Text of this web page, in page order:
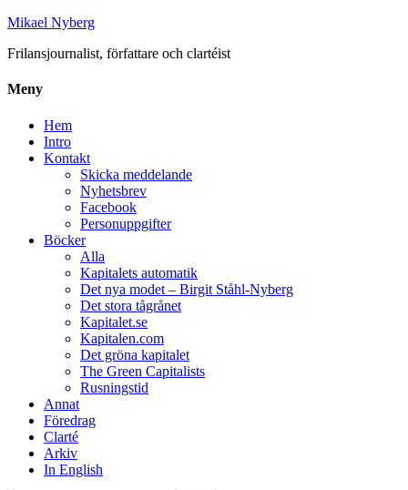
Mikael Nyberg
Frilansjournalist, författare och clartéist
Meny
Hem
Intro
Kontakt
Skicka meddelande
Nyhetsbrev
Facebook
Personuppgifter
Böcker
Alla
Kapitalets automatik
Det nya modet – Birgit Ståhl-Nyberg
Det stora tågrånet
Kapitalet.se
Kapitalen.com
Det gröna kapitalet
The Green Capitalists
Rusningstid
Annat
Föredrag
Clarté
Arkiv
In English